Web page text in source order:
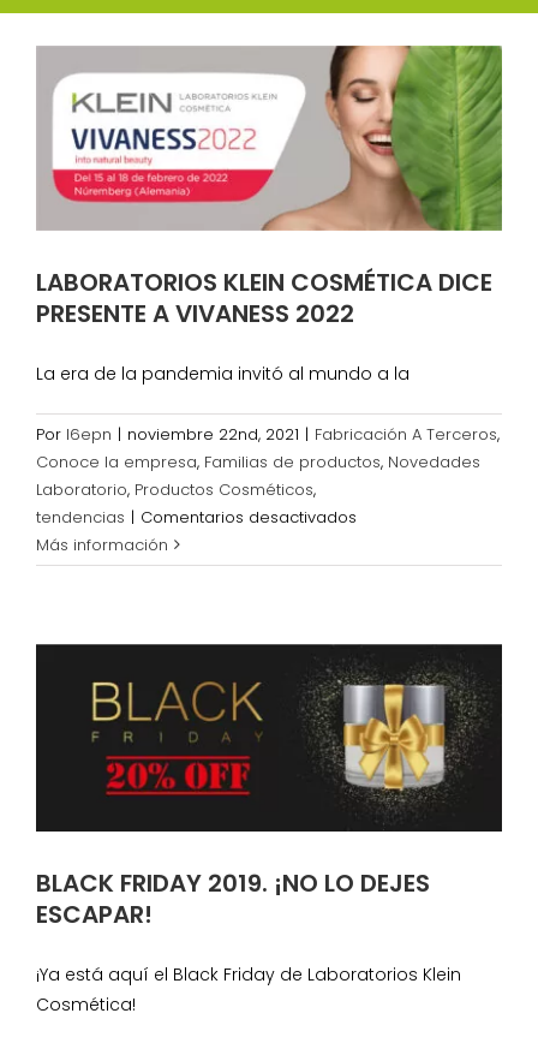
LABORATORIOS KLEIN COSMÉTICA DICE
PRESENTE A VIVANESS 2022
La era de la pandemia invitó al mundo a la
Por l6epn | noviembre 22nd, 2021 | Fabricación A Terceros,
Conoce la empresa, Familias de productos, Novedades
Laboratorio, Productos Cosméticos,
tendencias | Comentarios desactivados
KLEIN
A
VIVANESS
2022
Más información
BLACK FRIDAY 2019. ¡NO LO DEJES
ESCAPAR!
¡Ya está aquí el Black Friday de Laboratorios Klein
Cosmética!